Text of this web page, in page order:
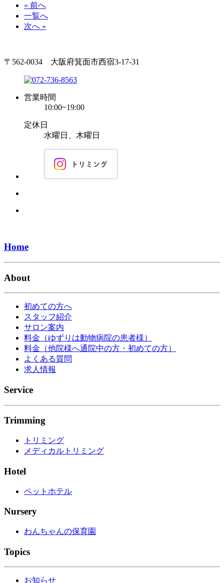
« 前へ
一覧へ
次へ »
〒562-0034 大阪府箕面市西宿3-17-31
営業時間
10:00~19:00
定休日
水曜日、木曜日
Home
About
初めての方へ
スタッフ紹介
サロン案内
料金（ゆずりは動物病院の患者様）
料金（他院様へ通院中の方・初めての方）
よくある質問
求人情報
Service
Trimming
トリミング
メディカルトリミング
Hotel
ペットホテル
Nursery
わんちゃんの保育園
Topics
お知らせ